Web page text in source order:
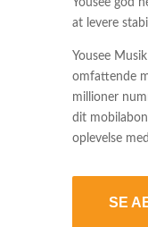
at levere
Yousee
omfattende
millioner
dit
oplevelse
SE